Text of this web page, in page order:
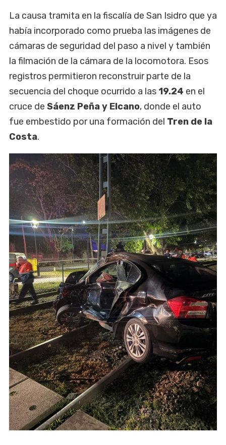
La causa tramita en la fiscalía de San Isidro que ya
había incorporado como prueba las imágenes de
cámaras de seguridad del paso a nivel y también
la filmación de la cámara de la locomotora. Esos
registros permitieron reconstruir parte de la
secuencia del choque ocurrido a las 19.24 en el
cruce de Sáenz Peña y Elcano, donde el auto
fue embestido por una formación del Tren de la
Costa.